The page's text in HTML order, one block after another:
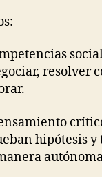
resolver
hipótesis y